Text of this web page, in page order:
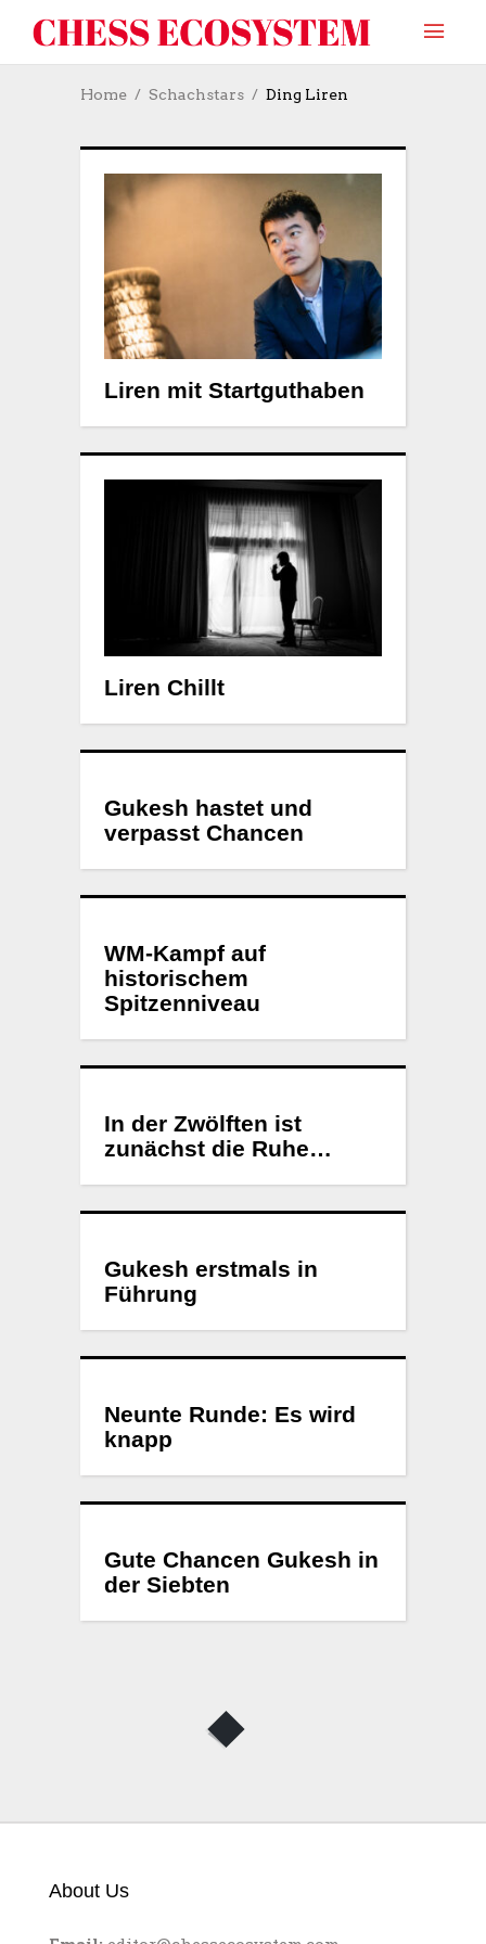
Home Schachstars Ding Liren
Liren mit Startguthaben
Liren Chillt
Gukesh hastet und
verpasst Chancen
WM-Kampf auf
historischem
Spitzenniveau
In der Zwölften ist
zunächst die Ruhe…
Gukesh erstmals in
Führung
Neunte Runde: Es wird
knapp
Gute Chancen Gukesh in
der Siebten
About Us